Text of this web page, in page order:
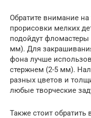
Обратите внимание
прорисовки мелких
подойдут
мм). Для
фона лучше
стержнем (2-5 мм).
разных цветов и
любые творческие
Также стоит